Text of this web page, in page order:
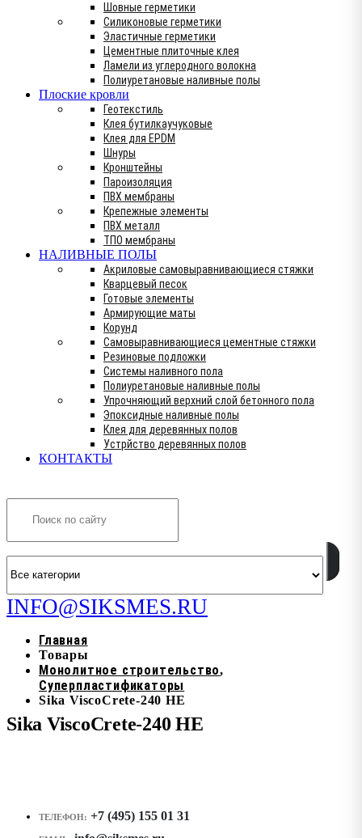
Шовные герметики
Силиконовые герметики
Эластичные герметики
Цементные плиточные клея
Ламели из углеродного волокна
Полиуретановые наливные полы
Плоские кровли
Геотекстиль
Клея бутилкаучуковые
Клея для EPDM
Шнуры
Кронштейны
Пароизоляция
ПВХ мембраны
Крепежные элементы
ПВХ металл
ТПО мембраны
НАЛИВНЫЕ ПОЛЫ
Акриловые самовыравнивающиеся стяжки
Кварцевый песок
Готовые элементы
Армирующие маты
Корунд
Самовыравнивающиеся цементные стяжки
Резиновые подложки
Системы наливного пола
Полиуретановые наливные полы
Упрочняющий верхний слой бетонного пола
Эпоксидные наливные полы
Клея для деревянных полов
Устрйство деревянных полов
КОНТАКТЫ
INFO@SIKSMES.RU
Главная
Товары
Монолитное строительство,
Суперпластификаторы
Sika ViscoCrete-240 HE
Sika ViscoCrete-240 HE
ТЕЛЕФОН: +7 (495) 155 01 31